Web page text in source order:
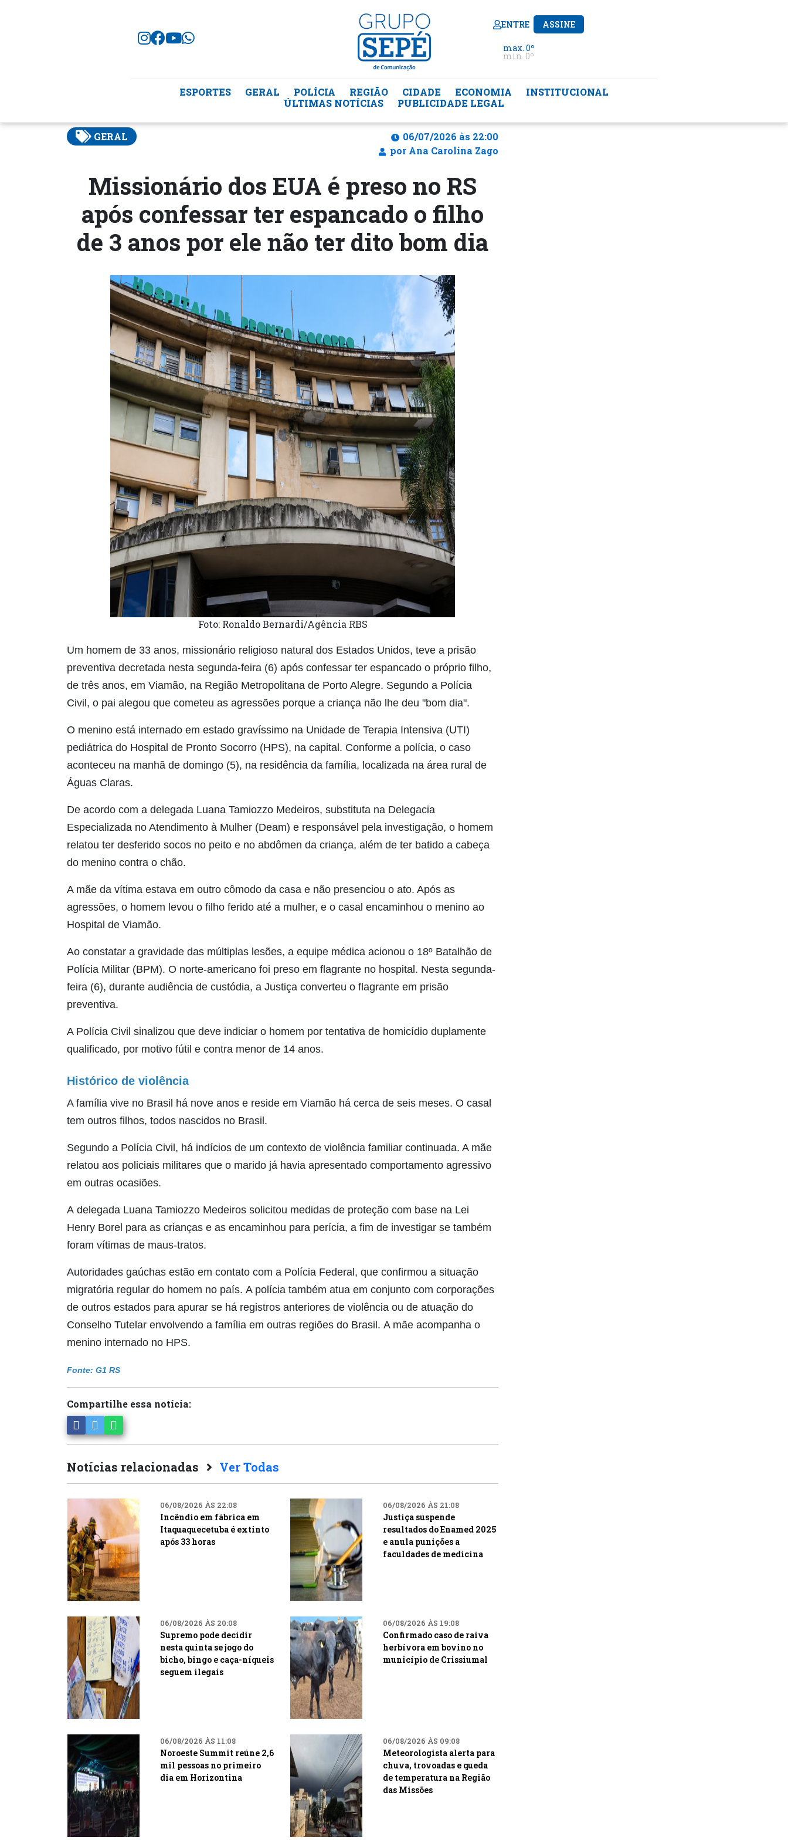
ENTRE ASSINE
max. 0º
min. 0º
ESPORTES GERAL POLÍCIA REGIÃO CIDADE ECONOMIA
INSTITUCIONAL
ÚLTIMAS NOTÍCIAS
PUBLICIDADE LEGAL
GERAL
06/07/2026 às 22:00
por Ana Carolina Zago
Missionário dos EUA é preso no RS
após confessar ter espancado o filho
de 3 anos por ele não ter dito bom dia
Foto: Ronaldo Bernardi/Agência RBS
Um homem de 33 anos, missionário religioso natural dos Estados Unidos, teve a prisão
preventiva decretada nesta segunda-feira (6) após confessar ter espancado o próprio filho,
de três anos, em Viamão, na Região Metropolitana de Porto Alegre. Segundo a Polícia
Civil, o pai alegou que cometeu as agressões porque a criança não lhe deu "bom dia".
O menino está internado em estado gravíssimo na Unidade de Terapia Intensiva (UTI)
pediátrica do Hospital de Pronto Socorro (HPS), na capital. Conforme a polícia, o caso
aconteceu na manhã de domingo (5), na residência da família, localizada na área rural de
Águas Claras.
De acordo com a delegada Luana Tamiozzo Medeiros, substituta na Delegacia
Especializada no Atendimento à Mulher (Deam) e responsável pela investigação, o homem
relatou ter desferido socos no peito e no abdômen da criança, além de ter batido a cabeça
do menino contra o chão.
A mãe da vítima estava em outro cômodo da casa e não presenciou o ato. Após as
agressões, o homem levou o filho ferido até a mulher, e o casal encaminhou o menino ao
Hospital de Viamão.
Ao constatar a gravidade das múltiplas lesões, a equipe médica acionou o 18º Batalhão de
Polícia Militar (BPM). O norte-americano foi preso em flagrante no hospital. Nesta segunda-
feira (6), durante audiência de custódia, a Justiça converteu o flagrante em prisão
preventiva.
A Polícia Civil sinalizou que deve indiciar o homem por tentativa de homicídio duplamente
qualificado, por motivo fútil e contra menor de 14 anos.
Histórico de violência
A família vive no Brasil há nove anos e reside em Viamão há cerca de seis meses. O casal
tem outros filhos, todos nascidos no Brasil.
Segundo a Polícia Civil, há indícios de um contexto de violência familiar continuada. A mãe
relatou aos policiais militares que o marido já havia apresentado comportamento agressivo
em outras ocasiões.
A delegada Luana Tamiozzo Medeiros solicitou medidas de proteção com base na Lei
Henry Borel para as crianças e as encaminhou para perícia, a fim de investigar se também
foram vítimas de maus-tratos.
Autoridades gaúchas estão em contato com a Polícia Federal, que confirmou a situação
migratória regular do homem no país. A polícia também atua em conjunto com corporações
de outros estados para apurar se há registros anteriores de violência ou de atuação do
Conselho Tutelar envolvendo a família em outras regiões do Brasil. A mãe acompanha o
menino internado no HPS.
Fonte: G1 RS
Compartilhe essa notícia:
Notícias relacionadas Ver Todas
06/08/2026 ÀS 22:08
Incêndio em fábrica em
Itaquaquecetuba é extinto
após 33 horas
06/08/2026 ÀS 21:08
Justiça suspende
resultados do Enamed 2025
e anula punições a
faculdades de medicina
06/08/2026 ÀS 20:08
Supremo pode decidir
nesta quinta se jogo do
bicho, bingo e caça-níqueis
seguem ilegais
06/08/2026 ÀS 19:08
Confirmado caso de raiva
herbívora em bovino no
município de Crissiumal
06/08/2026 ÀS 11:08
Noroeste Summit reúne 2,6
mil pessoas no primeiro
dia em Horizontina
06/08/2026 ÀS 09:08
Meteorologista alerta para
chuva, trovoadas e queda
de temperatura na Região
das Missões